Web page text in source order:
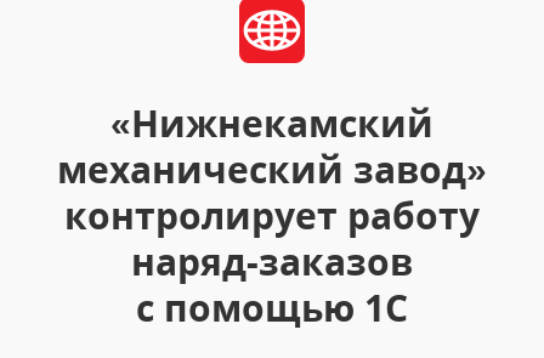
«Нижнекамский
механический завод»
контролирует работу
наряд-заказов
с помощью 1С